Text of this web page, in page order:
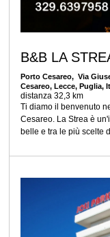
B&B LA
Porto Cesareo, Via
Cesareo, Lecce, Puglia,
distanza 32,3 km
Ti diamo il benvenuto
Cesareo. La Strea è
belle e tra le più scelte d